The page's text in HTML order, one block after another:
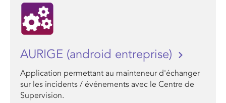
AURIGE (android entreprise)
Application permettant au mainteneur d'échanger
sur les incidents / événements avec le Centre de
Supervision.